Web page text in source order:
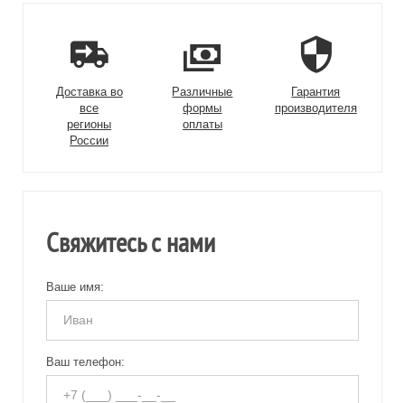
Доставка во
все
регионы
России
Различные
формы
оплаты
Гарантия
производителя
Свяжитесь с нами
Ваше имя:
Ваш телефон: